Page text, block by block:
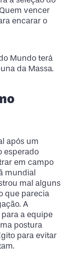
vencer
encarar o
Mundo terá
da Massa.
após um
esperado
em campo
mundial
mal alguns
que parecia
A
a equipe
postura
para evitar